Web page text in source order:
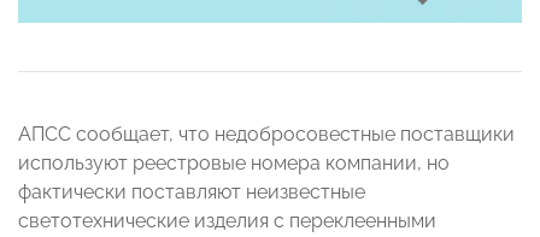
АПСС сообщает, что недобросовестные поставщики
используют реестровые номера компании, но
фактически поставляют неизвестные
светотехнические изделия с переклеенными